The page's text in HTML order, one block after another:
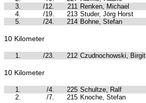
3.
/12. 211 Renken, Michael
4.
/19. 213 Studer, Jörg Horst
5.
/24. 214 Bohne, Stefan
10 Kilometer
1. /23. 212 Czudnochowski, Birgit
10 Kilometer
1. /4. 225 Schultze, Ralf
2.
/7. 215 Knoche, Stefan